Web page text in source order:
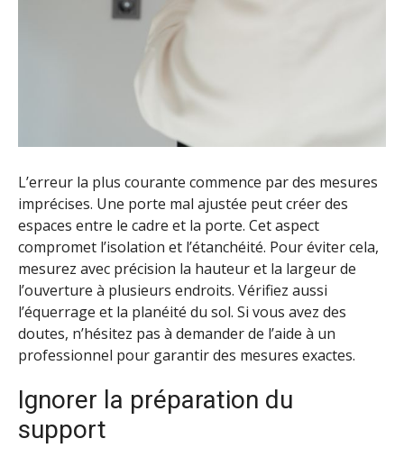
L’erreur la plus courante commence par des mesures
imprécises. Une porte mal ajustée peut créer des
espaces entre le cadre et la porte. Cet aspect
compromet l’isolation et l’étanchéité. Pour éviter cela,
mesurez avec précision la hauteur et la largeur de
l’ouverture à plusieurs endroits. Vérifiez aussi
l’équerrage et la planéité du sol. Si vous avez des
doutes, n’hésitez pas à demander de l’aide à un
professionnel pour garantir des mesures exactes.
Ignorer la préparation du
support